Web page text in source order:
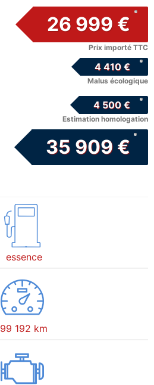
26 999 €
Prix importé TTC
4 410 €
Malus écologique
4 500 €
Estimation homologation
35 909 €
essence
99 192 km